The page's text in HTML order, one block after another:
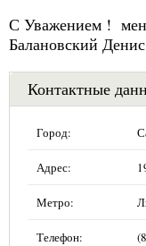
С Уважением !
Балановский
Контактные
Город:
Адрес:
Метро:
Телефон: